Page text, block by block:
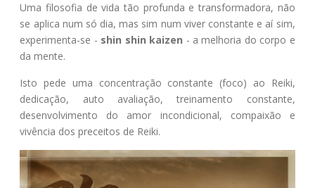
Uma filosofia de vida tão profunda e transformadora, não
se aplica num só dia, mas sim num viver constante e aí sim,
experimenta-se - shin shin kaizen - a melhoria do corpo e
da mente.
Isto pede uma concentração constante (foco) ao Reiki,
dedicação, auto avaliação, treinamento constante,
desenvolvimento do amor incondicional, compaixão e
vivência dos preceitos de Reiki.